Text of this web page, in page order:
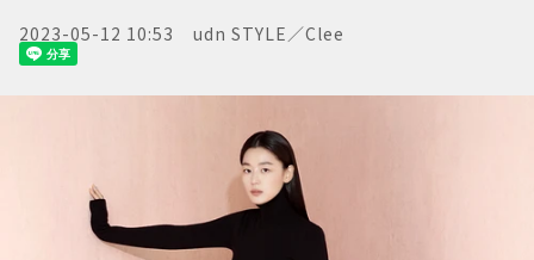
2023-05-12 10:53 udn STYLE／Clee